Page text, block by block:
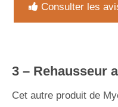
Consulter les
3 – Rehausseur
Cet autre produit de